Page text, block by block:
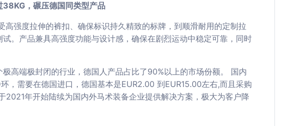
，碾压德国同类型产品
高强度拉伸的裤扣、确保标识持久精致的标牌，到顺滑耐用的定制拉
。产品兼具高强度功能与设计感，确保在剧烈运动中稳定可靠，同时
高端极封闭的行业，德国人产品占比了90%以上的市场份额。 国内
，需要在德国进口，德国基本是EUR2.00 到EUR15.00左右,而且采购
2021年开始陆续为国内外马术装备企业提供解决方案，极大为客户降